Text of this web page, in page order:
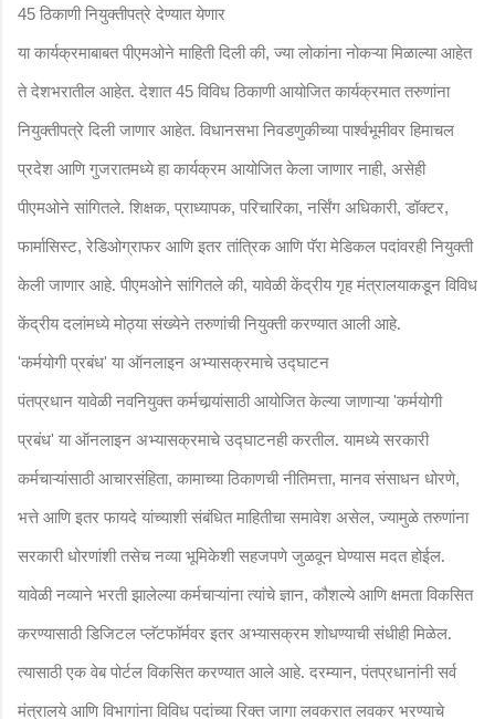
45 ठिकाणी नियुक्तीपत्रे देण्यात येणार
या कार्यक्रमाबाबत पीएमओने माहिती दिली की, ज्या लोकांना नोकऱ्या मिळाल्या आहेत
ते देशभरातील आहेत. देशात45 विविध ठिकाणी आयोजित कार्यक्रमात तरुणांना
नियुक्तीपत्रे दिली जाणार आहेत. विधानसभा निवडणुकीच्या पार्श्वभूमीवर हिमाचल
प्रदेश आणि गुजरातमध्ये हा कार्यक्रम आयोजित केला जाणार नाही, असेही
पीएमओने सांगितले. शिक्षक, प्राध्यापक, परिचारिका, नर्सिंग अधिकारी, डॉक्टर,
फार्मासिस्ट, रेडिओग्राफर आणि इतर तांत्रिक आणि पॅरा मेडिकल पदांवरही नियुक्ती
केली जाणार आहे. पीएमओने सांगितले की, यावेळी केंद्रीय गृह मंत्रालयाकडून विविध
केंद्रीय दलांमध्ये मोठ्या संख्येने तरुणांची नियुक्ती करण्यात आली आहे.
'कर्मयोगी प्रबंध' या ऑनलाइन अभ्यासक्रमाचे उद्घाटन
पंतप्रधान यावेळी नवनियुक्त कर्मचार्‍यांसाठी आयोजित केल्या जाणाऱ्या'कर्मयोगी
प्रबंध' या ऑनलाइन अभ्यासक्रमाचे उद्घाटनही करतील. यामध्ये सरकारी
कर्मचाऱ्यांसाठी आचारसंहिता, कामाच्या ठिकाणची नीतिमत्ता, मानव संसाधन धोरणे,
भत्ते आणि इतर फायदे यांच्याशी संबंधित माहितीचा समावेश असेल, ज्यामुळे तरुणांना
सरकारी धोरणांशी तसेच नव्या भूमिकेशी सहजपणे जुळवून घेण्यास मदत होईल.
यावेळी नव्याने भरती झालेल्या कर्मचाऱ्यांना त्यांचे ज्ञान, कौशल्ये आणि क्षमता विकसित
करण्यासाठी डिजिटल प्लॅटफॉर्मवर इतर अभ्यासक्रम शोधण्याची संधीही मिळेल.
त्यासाठी एक वेब पोर्टल विकसित करण्यात आले आहे. दरम्यान, पंतप्रधानांनी सर्व
मंत्रालये आणि विभागांना विविध पदांच्या रिक्त जागा लवकरात लवकर भरण्याचे